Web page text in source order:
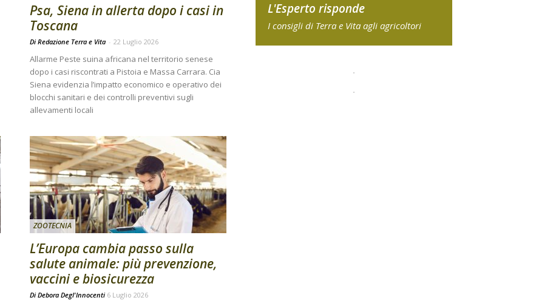
Psa, Siena in allerta dopo i casi in
Toscana
Di Redazione Terra e Vita - 22 Luglio 2026
Allarme Peste suina africana nel territorio senese
dopo i casi riscontrati a Pistoia e Massa Carrara. Cia
Siena evidenzia l’impatto economico e operativo dei
blocchi sanitari e dei controlli preventivi sugli
allevamenti locali
ZOOTECNIA
L’Europa cambia passo sulla
salute animale: più prevenzione,
vaccini e biosicurezza
Di Debora Degl'Innocenti 6 Luglio 2026
L'Esperto risponde
I consigli di Terra e Vita agli agricoltori